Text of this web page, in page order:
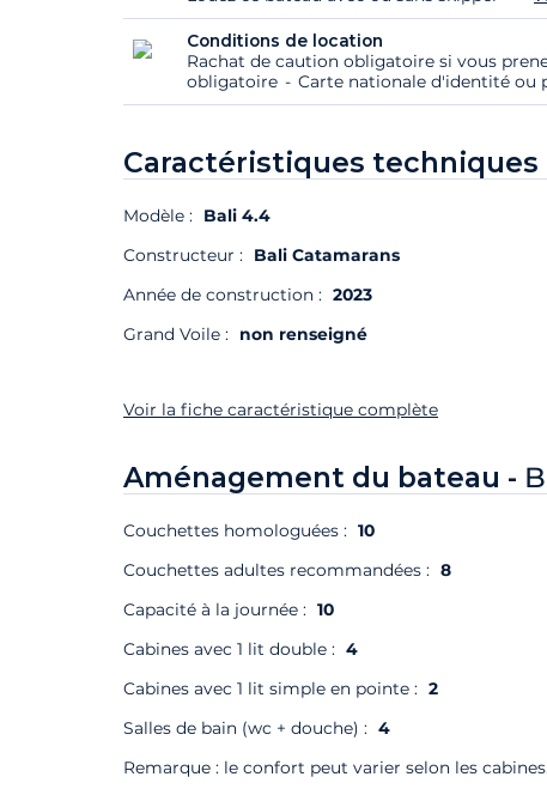
Conditions de location
Rachat de caution obligatoire si vous
obligatoire
Carte nationale d'identité ou
Caractéristiques techniques
Modèle : Bali 4.4
Constructeur : Bali Catamarans
Année de construction : 2023
Grand Voile : non renseigné
Voir la fiche caractéristique complète
Aménagement du bateau -
Couchettes homologuées : 10
Couchettes adultes recommandées : 8
Capacité à la journée : 10
Cabines avec 1 lit double : 4
Cabines avec 1 lit simple en pointe : 2
Salles de bain (wc + douche) : 4
Remarque : le confort peut varier selon les cabines.